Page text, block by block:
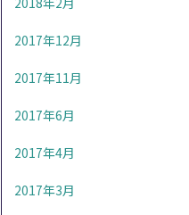
2017年12月
2017年11月
2017年6月
2017年4月
2017年3月